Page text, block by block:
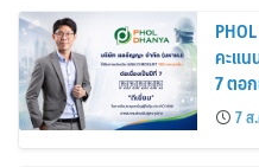
คะแน
7 ตอ
รมาภิ
หุ้น
7 ส